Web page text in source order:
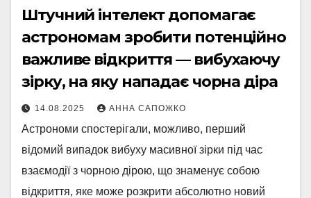
Штучний інтелект допомагає
астрономам зробити потенційно
важливе відкриття — вибухаючу
зірку, на яку нападає чорна діра
14.08.2025 АННА САПОЖКО
Астрономи спостерігали, можливо, перший
відомий випадок вибуху масивної зірки під час
взаємодії з чорною дірою, що знаменує собою
відкриття, яке може розкрити абсолютно новий